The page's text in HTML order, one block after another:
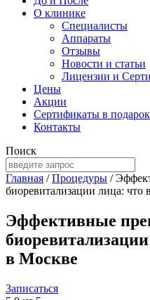
О клинике
Специалисты
Аппараты
Отзывы
Новости и статьи
Лицензии и
Цены
Акции
Сертификаты в подарок
Контакты
Поиск
Главная /Процедуры /
биоревитализации лица: что
Эффективные
в Москве
Записаться